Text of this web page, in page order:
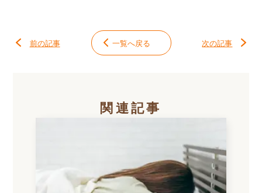
前の記事 一覧へ戻る 次の記事
関連記事